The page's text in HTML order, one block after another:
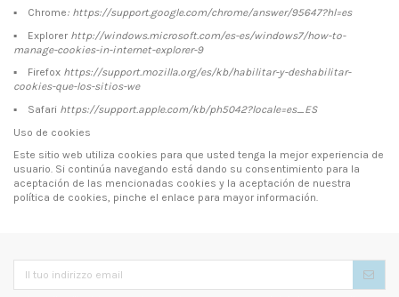
▪ Chrome: https://support.google.com/chrome/answer/95647?hl=es
▪ Explorer http://windows.microsoft.com/es-es/windows7/how-to-
manage-cookies-in-internet-explorer-9
▪ Firefox https://support.mozilla.org/es/kb/habilitar-y-deshabilitar-
cookies-que-los-sitios-we
▪ Safari https://support.apple.com/kb/ph5042?locale=es_ES
Uso de cookies
Este sitio web utiliza cookies para que usted tenga la mejor experiencia de
usuario. Si continúa navegando está dando su consentimiento para la
aceptación de las mencionadas cookies y la aceptación de nuestra
política de cookies, pinche el enlace para mayor información.